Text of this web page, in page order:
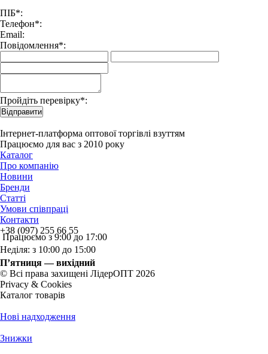
ПІБ*:
Телефон*:
Email:
Повідомлення*:
Пройдіть перевірку*:
Відправити
Інтернет-платформа оптової торгівлі взуттям
Працюємо для вас з 2010 року
Каталог
Про компанію
Новини
Бренди
Статті
Умови співпраці
Контакти
+38 (097) 255 66 55
Працюємо з 9:00 до 17:00
Неділя: з 10:00 до 15:00
П’ятниця — вихідний
© Всі права захищені ЛідерОПТ 2026
Privacy & Cookies
Каталог товарів
Нові надходження
Знижки